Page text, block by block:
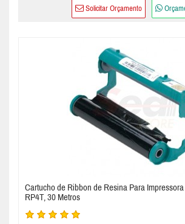
Solicitar Orçamento
Cartucho de Ribbon de Resina Para
RP4T, 30 Metros